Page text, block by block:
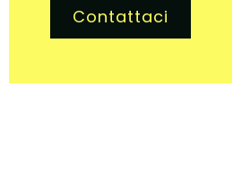
Contattaci